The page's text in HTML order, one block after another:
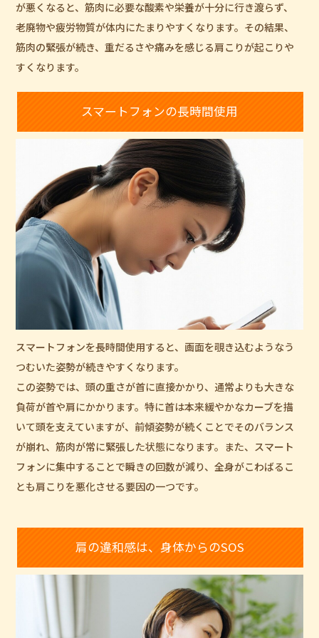
が悪くなると、筋肉に必要な酸素や栄養が十分に行き渡らず、
老廃物や疲労物質が体内にたまりやすくなります。その結果、
筋肉の緊張が続き、重だるさや痛みを感じる肩こりが起こりや
すくなります。
スマートフォンの長時間使用
スマートフォンを長時間使用すると、画面を覗き込むようなう
つむいた姿勢が続きやすくなります。
この姿勢では、頭の重さが首に直接かかり、通常よりも大きな
負荷が首や肩にかかります。特に首は本来緩やかなカーブを描
いて頭を支えていますが、前傾姿勢が続くことでそのバランス
が崩れ、筋肉が常に緊張した状態になります。また、スマート
フォンに集中することで瞬きの回数が減り、全身がこわばるこ
とも肩こりを悪化させる要因の一つです。
肩の違和感は、身体からのSOS